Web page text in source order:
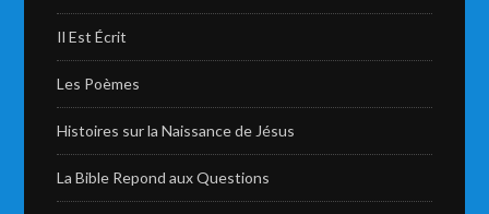
Il Est Écrit
Les Poèmes
Histoires sur la Naissance de Jésus
La Bible Repond aux Questions